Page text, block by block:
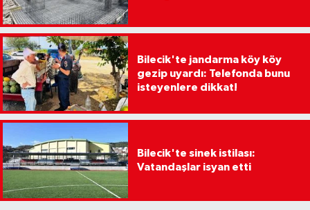
Bilecik'te jandarma köy köy
gezip uyardı: Telefonda bunu
isteyenlere dikkat!
Bilecik'te sinek istilası:
Vatandaşlar isyan etti